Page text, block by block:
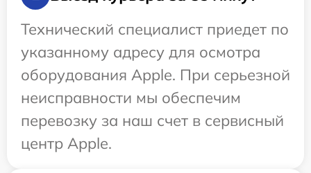
Технический специалист приедет по
указанному адресу для осмотра
оборудования Apple. При серьезной
неисправности мы обеспечим
перевозку за наш счет в сервисный
центр Apple.